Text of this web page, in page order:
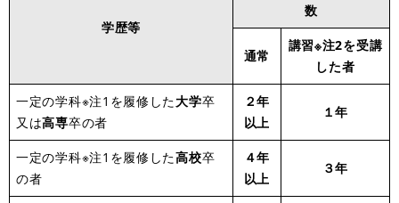
学歴等
数
通常
講習※注2を受講
した者
一定の学科※注1を履修した大学卒
又は高専卒の者
２年
以上
１年
一定の学科※注1を履修した高校卒
の者
４年
以上
３年